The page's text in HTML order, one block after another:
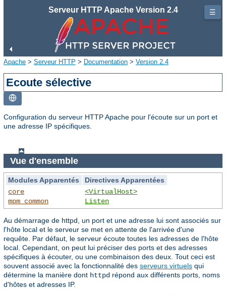
Serveur HTTP Apache Version 2.4
Apache > Serveur HTTP > Documentation > Version 2.4
Ecoute sélective
Configuration du serveur HTTP Apache pour l'écoute sur un port et
une adresse IP spécifiques.
Vue d'ensemble
Modules Apparentés
Directives Apparentées
core
mpm_common
<VirtualHost>
Listen
Au démarrage de httpd, un port et une adresse lui sont associés sur
l'hôte local et le serveur se met en attente de l'arrivée d'une
requête. Par défaut, le serveur écoute toutes les adresses de l'hôte
local. Cependant, on peut lui préciser des ports et des adresses
spécifiques à écouter, ou une combinaison des deux. Tout ceci est
souvent associé avec la fonctionnalité des serveurs virtuels qui
détermine la manière dont httpd répond aux différents ports, noms
d'hôtes et adresses IP.
☰